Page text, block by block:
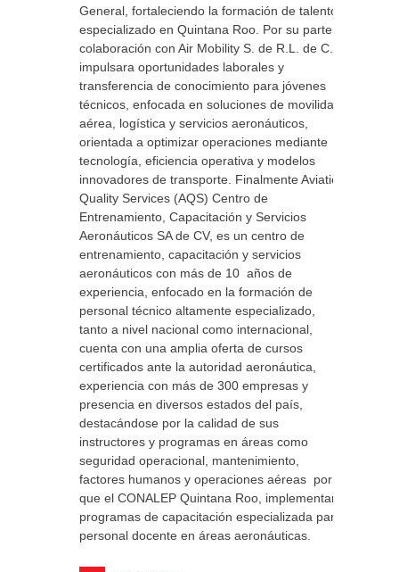
General, fortaleciendo la formación de talento
especializado en Quintana Roo. Por su parte la
colaboración con Air Mobility S. de R.L. de C.V.
impulsara oportunidades laborales y
transferencia de conocimiento para jóvenes
técnicos, enfocada en soluciones de movilidad
aérea, logística y servicios aeronáuticos,
orientada a optimizar operaciones mediante
tecnología, eficiencia operativa y modelos
innovadores de transporte. Finalmente Aviation
Quality Services (AQS) Centro de
Entrenamiento, Capacitación y Servicios
Aeronáuticos SA de CV, es un centro de
entrenamiento, capacitación y servicios
aeronáuticos con más de 10 años de
experiencia, enfocado en la formación de
personal técnico altamente especializado,
tanto a nivel nacional como internacional,
cuenta con una amplia oferta de cursos
certificados ante la autoridad aeronáutica,
experiencia con más de 300 empresas y
presencia en diversos estados del país,
destacándose por la calidad de sus
instructores y programas en áreas como
seguridad operacional, mantenimiento,
factores humanos y operaciones aéreas por lo
que el CONALEP Quintana Roo, implementara
programas de capacitación especializada para
personal docente en áreas aeronáuticas.